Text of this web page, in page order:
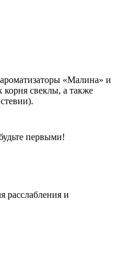
«Малина» и
свеклы, а также
первыми!
расслабления и